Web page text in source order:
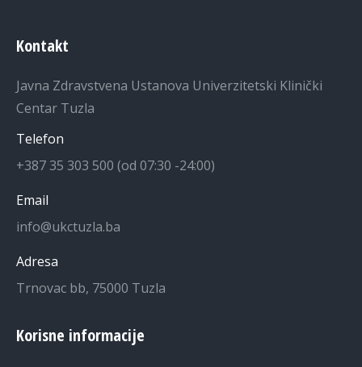
Kontakt
Javna Zdravstvena Ustanova Univerzitetski Klinički
Centar Tuzla
Telefon
+387 35 303 500 (od 07:30 -24:00)
Email
info@ukctuzla.ba
Adresa
Trnovac bb, 75000 Tuzla
Korisne informacije